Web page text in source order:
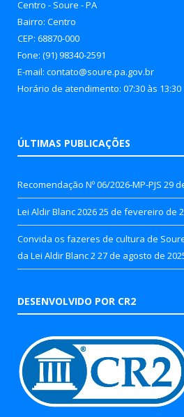
Centro - Soure - PA
Bairro: Centro
CEP: 68870-000
Fone: (91) 98340-2591
E-mail: contato@soure.pa.gov.br
Horário de atendimento: 07:30 às 13:30
ÚLTIMAS PUBLICAÇÕES
Recomendação Nº 06/2026-MP-PJS 29
Lei Aldir Blanc 202625 de fevereiro de
Convida os fazeres de cultura de
da Lei Aldir Blanc 2 27 de agosto de
DESENVOLVIDO POR CR2